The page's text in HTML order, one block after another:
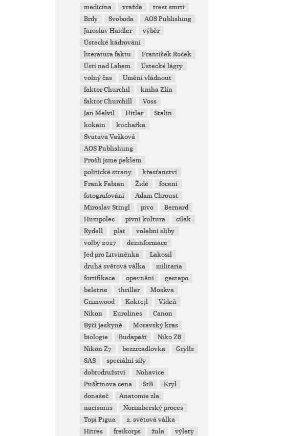
medicína
vražda
trest smrti
Brdy
Svoboda
AOS Publishing
Jaroslav Haidler
výběr
Ústecké kádrování
literatura faktu
František Roček
Ústí nad Labem
Ústecké lágry
volný čas
Umění vládnout
faktor Churchil
kniha Zlín
faktor Churchill
Voss
Jan Melvil
Hitler
Stalin
kokain
kuchařka
Svatava Vašková
AOS Publishung
Prošli jsme peklem
politické strany
křesťanství
Frank Fabian
Židé
focení
fotografování
Adam Chroust
Miroslav Stingl
pivo
Bernard
Humpolec
pivní kultura
cílek
Rydell
plat
volební sliby
volby 2017
dezinformace
Jed pro Litviněnka
Lakosil
druhá světová válka
militaria
fortifikace
opevnění
gestapo
beletrie
thriller
Moskva
Grimwood
Koktejl
Vídeň
Nikon
Eurolines
Canon
Býčí jeskyně
Moravský kras
biologie
Budapešť
Niko Z6
Nikon Z7
bezzrcadlovka
Grylls
SAS
speciální síly
dobrodružství
Nohavice
Puškinova cena
StB
Kryl
donašeč
Anatomie zla
nacismus
Norimberský proces
Topi Pigua
2. světová válka
Hitres
freikorps žula výlety